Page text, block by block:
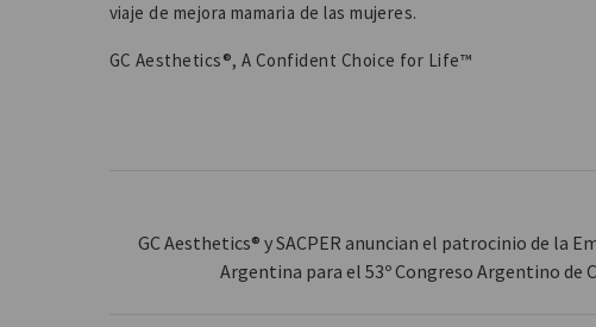
viaje de mejora mamaria de las mujeres.
GC Aesthetics®, A Confident Choice for Life™
GC Aesthetics® y SACPER anuncian el patrocinio de la
Argentina para el 53º Congreso Argentino de